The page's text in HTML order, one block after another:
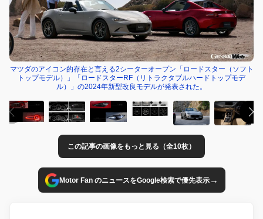
マツダのアイコン的存在と言える2シーターオープン「ロードスター（ソフト
トップモデル）」「ロードスターRF（リトラクタブルハードトップモデ
ル）」の2024年新型改良モデルが発表された。
この記事の画像をもっと見る（全10枚）
Motor Fan のニュースをGoogle検索で優先表示→